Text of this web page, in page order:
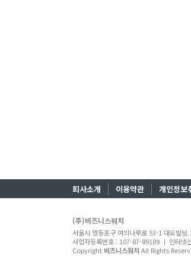
회사소개 이용약관 개인정보
(주)비즈니스워치
서울시 영등포구 여의나루로 53-1 대오빌
사업자등록번호 : 107-87-89189 ㅣ 인터넷
Copyright 비즈니스워치 All Rights